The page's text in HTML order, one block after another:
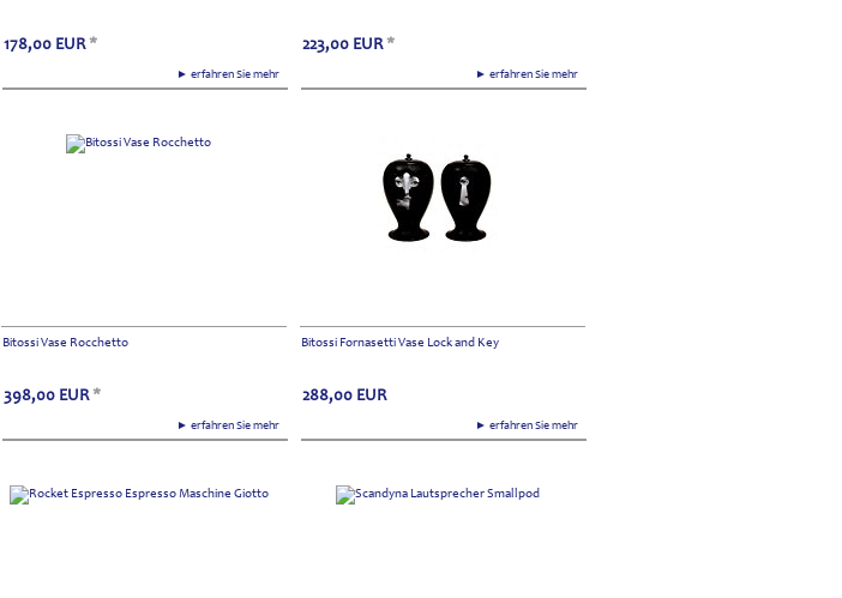
► erfahren Sie mehr
178,00 EUR *
► erfahren Sie mehr
223,00 EUR *
Bitossi Vase Rocchetto
► erfahren Sie mehr
398,00 EUR *
Bitossi Fornasetti Vase Lock and Key
► erfahren Sie mehr
288,00 EUR